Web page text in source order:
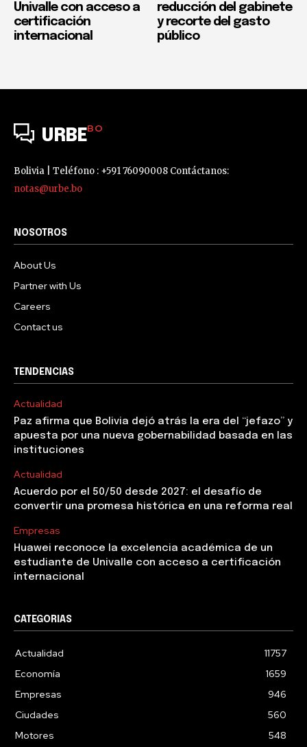
Univalle con acceso a
certificación
internacional
reducción del gabinete
y recorte del gasto
público
URBEBO
Bolivia | Teléfono : +591 76090008 Contáctanos:
notas@urbe.bo
NOSOTROS
About Us
Partner with Us
Careers
Contact us
TENDENCIAS
Actualidad
Paz afirma que Bolivia dejó atrás la era del “jefazo” y
apuesta por una nueva gobernabilidad basada en las
instituciones
Actualidad
Acuerdo por el 50/50 desde 2027: el desafío de
convertir una promesa histórica en una reforma real
Empresas
Huawei reconoce la excelencia académica de un
estudiante de Univalle con acceso a certificación
internacional
CATEGORIAS
Actualidad
11757
Economía
1659
Empresas
946
Ciudades
560
Motores
548